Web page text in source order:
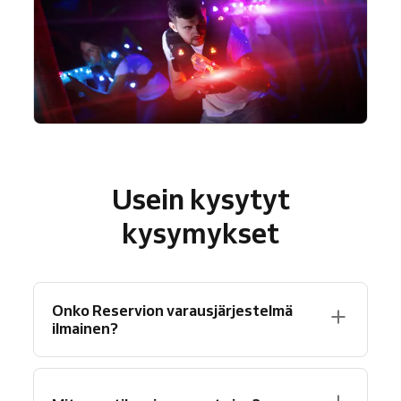
Usein kysytyt
kysymykset
Onko Reservion varausjärjestelmä
ilmainen?